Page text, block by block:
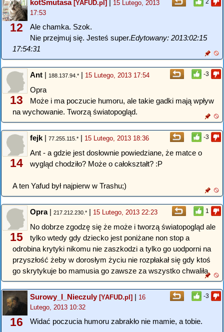
2
12
kotSmutasa[YAFUD.pl]
15 Lutego, 2013
17:53
Ale chamka. Szok.
Nie przejmuj się. Jesteś super.Edytowany: 2013:02:15
17:54:31
-3
13
Ant | 188.137.94.* | 15 Lutego, 2013 17:54
Opra
Może i ma poczucie humoru, ale takie gadki mają wpływ
na wychowanie. Tworzą światopogląd.
-3
14
fejk | 77.255.115.* | 15 Lutego, 2013 18:36
Ant - a gdzie jest dosłownie powiedziane, że matce o
wygląd chodziło? Może o całokształt? :P
A ten Yafud był najpierw w Trashu;)
1
15
Opra| 217.212.230.* | 15 Lutego, 2013 22:23
No dobrze zgodzę się że może i tworzą światopogląd ale
tylko wtedy gdy dziecko jest poniżane non stop a
odrobina krytyki nikomu nie zaszkodzi a tylko go uodporni na
przyszłość żeby w dorosłym życiu nie rozpłakał się gdy ktoś
go skrytykuje bo mamusia go zawsze za wszystko chwaliła.
-3
16
Surowy_I_Nieczuly[YAFUD.pl] | 16
Lutego, 2013 10:32
Widać poczucia humoru zabrakło nie mamie, a tobie.